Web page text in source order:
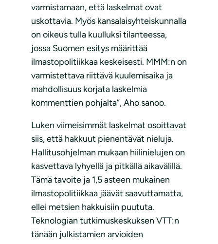
varmistamaan, että laskelmat ovat
uskottavia. Myös kansalaisyhteiskunnalla
on oikeus tulla kuulluksi tilanteessa,
jossa Suomen esitys määrittää
ilmastopolitiikkaa keskeisesti. MMM:n on
varmistettava riittävä kuulemisaika ja
mahdollisuus korjata laskelmia
kommenttien pohjalta”, Aho sanoo.
Luken viimeisimmät laskelmat osoittavat
siis, että hakkuut pienentävät nieluja.
Hallitusohjelman mukaan hiilinielujen on
kasvettava lyhyellä ja pitkällä aikavälillä.
Tämä tavoite ja 1,5 asteen mukainen
ilmastopolitiikkaa jäävät saavuttamatta,
ellei metsien hakkuisiin puututa.
Teknologian tutkimuskeskuksen VTT:n
tänään julkistamien arvioiden